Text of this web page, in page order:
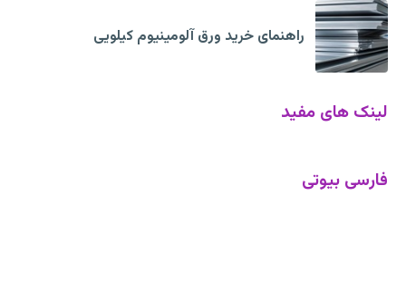
راهنمای خرید ورق آلومینیوم کیلویی
لینک های مفید
فارسی بیوتی